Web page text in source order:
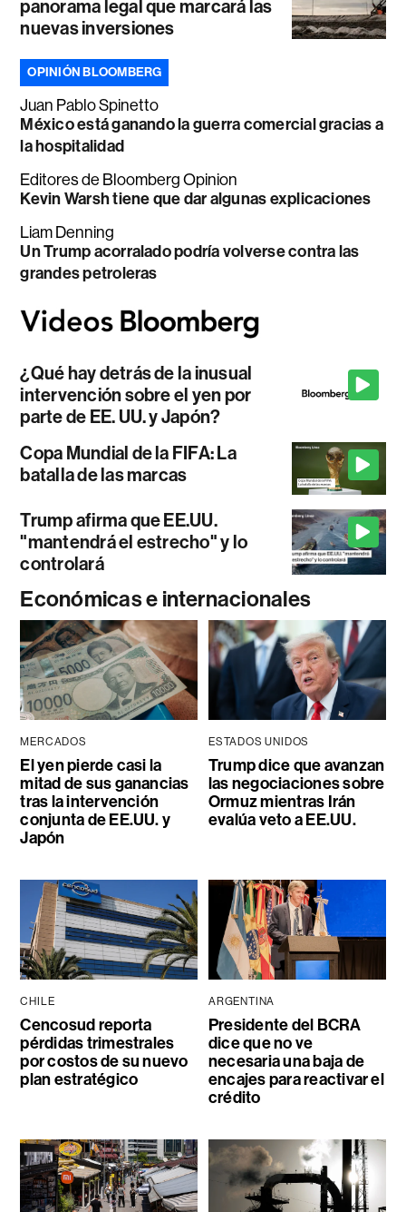
panorama legal que marcará las
nuevas inversiones
OPINIÓN BLOOMBERG
Juan Pablo Spinetto
México está ganando la guerra comercial gracias a
la hospitalidad
Editores de Bloomberg Opinion
Kevin Warsh tiene que dar algunas explicaciones
Liam Denning
Un Trump acorralado podría volverse contra las
grandes petroleras
¿Qué hay detrás de la inusual
intervención sobre el yen por
parte de EE. UU. y Japón?
Copa Mundial de la FIFA: La
batalla de las marcas
Trump afirma que EE.UU.
"mantendrá el estrecho" y lo
controlará
Económicas e internacionales
MERCADOS
El yen pierde casi la
mitad de sus ganancias
tras la intervención
conjunta de EE.UU. y
Japón
ESTADOS UNIDOS
Trump dice que avanzan
las negociaciones sobre
Ormuz mientras Irán
evalúa veto a EE.UU.
CHILE
Cencosud reporta
pérdidas trimestrales
por costos de su nuevo
plan estratégico
ARGENTINA
Presidente del BCRA
dice que no ve
necesaria una baja de
encajes para reactivar el
crédito